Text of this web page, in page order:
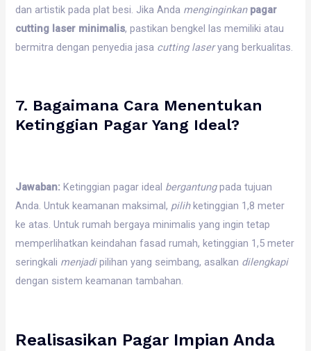
dan artistik pada plat besi. Jika Anda menginginkan pagar
cutting laser minimalis, pastikan bengkel las memiliki atau
bermitra dengan penyedia jasa cutting laseryang berkualitas.
7. Bagaimana Cara Menentukan
Ketinggian Pagar Yang Ideal?
Jawaban: Ketinggian pagar ideal bergantungpada tujuan
Anda. Untuk keamanan maksimal, pilihketinggian 1,8 meter
ke atas. Untuk rumah bergaya minimalis yang ingin tetap
memperlihatkan keindahan fasad rumah, ketinggian 1,5 meter
seringkali menjadipilihan yang seimbang, asalkan dilengkapi
dengan sistem keamanan tambahan.
Realisasikan Pagar Impian Anda